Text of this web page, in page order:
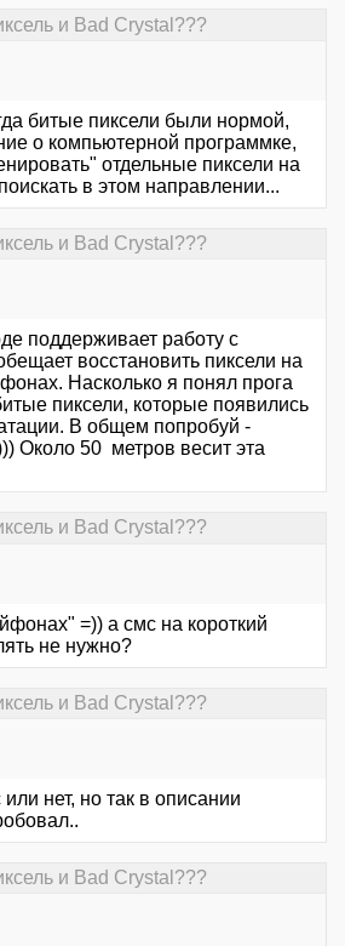
и Bad Crystal???
битые пиксели были нормой,
о компьютерной программке,
отдельные пиксели на
в этом направлении...
и Bad Crystal???
поддерживает работу с
восстановить пиксели на
Насколько я понял прога
пиксели, которые появились
В общем попробуй -
Около 50 метров весит эта
и Bad Crystal???
=)) а смс на короткий
не нужно?
и Bad Crystal???
нет, но так в описании
и Bad Crystal???